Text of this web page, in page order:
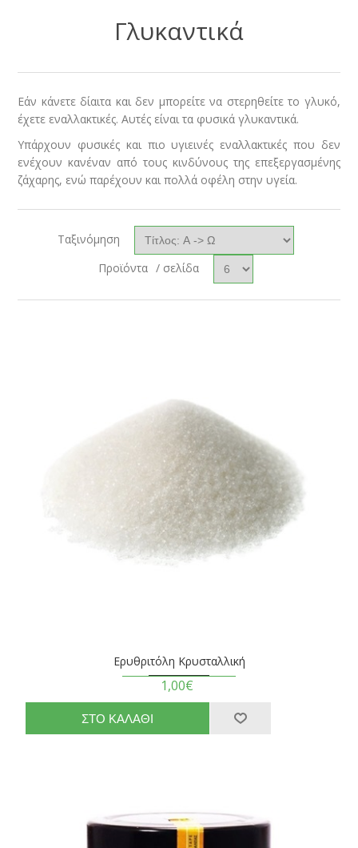
Γλυκαντικά
Εάν κάνετε δίαιτα και δεν μπορείτε να στερηθείτε το γλυκό,
έχετε εναλλακτικές. Αυτές είναι τα φυσικά γλυκαντικά.
Υπάρχουν φυσικές και πιο υγιεινές εναλλακτικές που δεν
ενέχουν κανέναν από τους κινδύνους της επεξεργασμένης
ζάχαρης, ενώ παρέχουν και πολλά οφέλη στην υγεία.
Ταξινόμηση
Προϊόντα / σελίδα
Ερυθριτόλη Κρυσταλλική
1,00€